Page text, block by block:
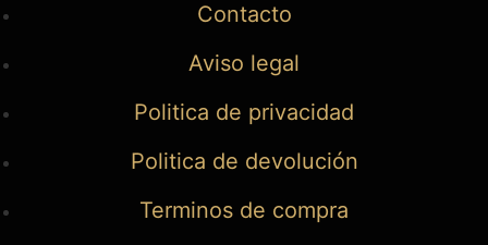
Contacto
Aviso legal
Politica de privacidad
Politica de devolución
Terminos de compra